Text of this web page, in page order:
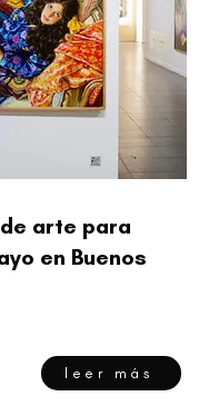
arte para
en Buenos
leer más